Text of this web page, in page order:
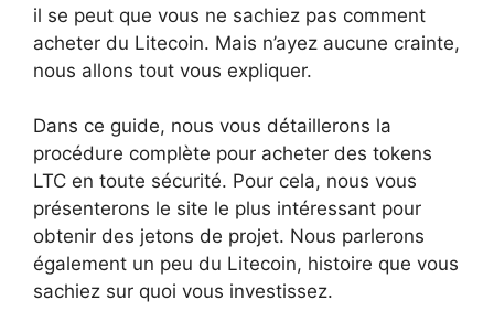
il se peut que vous ne sachiez pas comment
acheter du Litecoin. Mais n’ayez aucune crainte,
nous allons tout vous expliquer.
Dans ce guide, nous vous détaillerons la
procédure complète pour acheter des tokens
LTC en toute sécurité. Pour cela, nous vous
présenterons le site le plus intéressant pour
obtenir des jetons de projet. Nous parlerons
également un peu du Litecoin, histoire que vous
sachiez sur quoi vous investissez.